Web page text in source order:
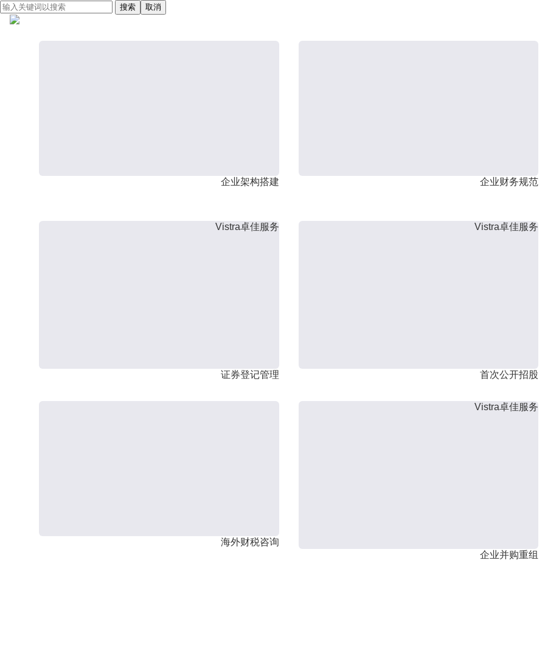
搜索 取消
企业架构搭建 企业财务规范
Vistra卓佳服务
证券登记管理
Vistra卓佳服务
首次公开招股
海外财税咨询
Vistra卓佳服务
企业并购重组